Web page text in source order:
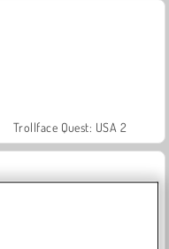
Trollface Quest: USA 2